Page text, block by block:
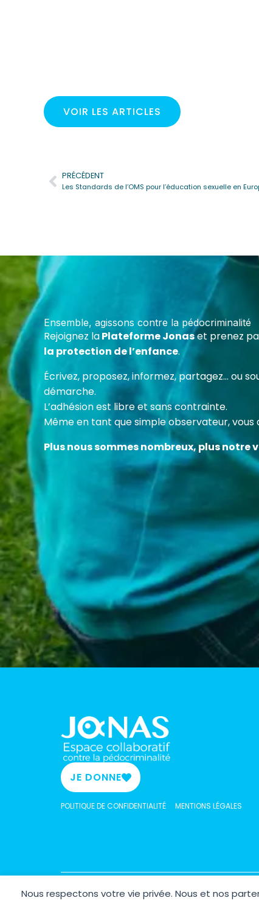
Nous respectons votre vie privée. Nous et nos
VOIR LES ARTICLES
Précédent
PRÉCÉDENT
Les Standards de l’OMS pour l’éducation sexuelle en
Ensemble, agissons contre la pédocriminalité
Rejoignez laPlateforme Jonaset prenez
la protection de l’enfance.
Écrivez, proposez, informez, partagez… ou
démarche.
L’adhésion est libre et sans contrainte.
Même en tant que simple observateur, vous
Plus nous sommes nombreux, plus notre
JE DONNE
POLITIQUE DE CONFIDENTIALITÉ MENTIONS LÉGALES